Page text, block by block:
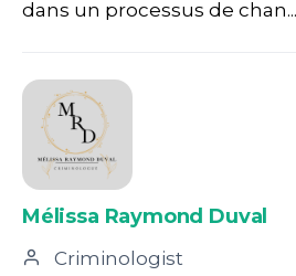
dans un processus de chan...
Mélissa Raymond Duval
Criminologist